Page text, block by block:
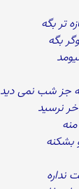
تر بگه
بگه
جز شب نمی دید
نرسید
بشکنه
نداره